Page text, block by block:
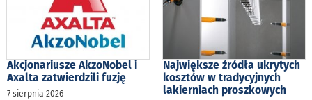
Akcjonariusze AkzoNobel i
Axalta zatwierdzili fuzję
7 sierpnia 2026
Największe źródła ukrytych
kosztów w tradycyjnych
lakierniach proszkowych